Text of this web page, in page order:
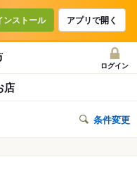
ンストール アプリで開く
ログイン
店
条件変更